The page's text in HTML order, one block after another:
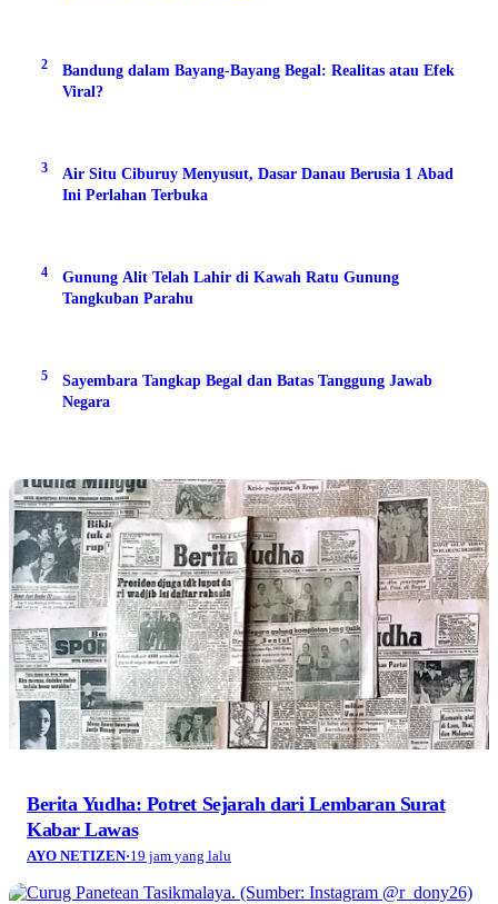
2
Bandung dalam Bayang-Bayang Begal: Realitas atau Efek
Viral?
3
Air Situ Ciburuy Menyusut, Dasar Danau Berusia 1 Abad
Ini Perlahan Terbuka
4
Gunung Alit Telah Lahir di Kawah Ratu Gunung
Tangkuban Parahu
5
Sayembara Tangkap Begal dan Batas Tanggung Jawab
Negara
Berita Yudha: Potret Sejarah dari Lembaran Surat
Kabar Lawas
AYO NETIZEN·19 jam yang lalu